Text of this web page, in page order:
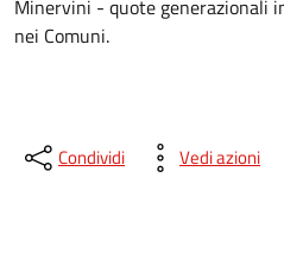
Minervini - quote generazionali
nei Comuni.
Condividi Vedi azioni